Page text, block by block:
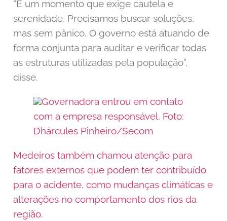
“É um momento que exige cautela e
serenidade. Precisamos buscar soluções,
mas sem pânico. O governo está atuando de
forma conjunta para auditar e verificar todas
as estruturas utilizadas pela população”,
disse.
Governadora entrou em contato
com a empresa responsável. Foto:
Dhárcules Pinheiro/Secom
Medeiros também chamou atenção para
fatores externos que podem ter contribuído
para o acidente, como mudanças climáticas e
alterações no comportamento dos rios da
região.